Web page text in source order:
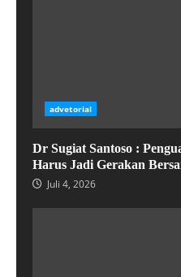
advetorial
Dr Sugiat Santoso :
Harus Jadi Gerakan
Juli 4, 2026